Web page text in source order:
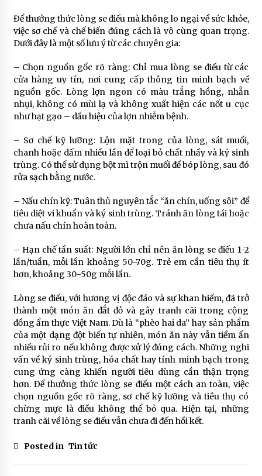
Để thưởng thức lòng se điếu mà không lo ngại về sức khỏe,
việc sơ chế và chế biến đúng cách là vô cùng quan trọng.
Dưới đây là một số lưu ý từ các chuyên gia:
– Chọn nguồn gốc rõ ràng: Chỉ mua lòng se điếu từ các
cửa hàng uy tín, nơi cung cấp thông tin minh bạch về
nguồn gốc. Lòng lợn ngon có màu trắng hồng, nhẵn
nhụi, không có mùi lạ và không xuất hiện các nốt u cục
như hạt gạo – dấu hiệu của lợn nhiễm bệnh.
– Sơ chế kỹ lưỡng: Lộn mặt trong của lòng, sát muối,
chanh hoặc dấm nhiều lần để loại bỏ chất nhầy và ký sinh
trùng. Có thể sử dụng bột mì trộn muối để bóp lòng, sau đó
rửa sạch bằng nước.
– Nấu chín kỹ: Tuân thủ nguyên tắc “ăn chín, uống sôi” để
tiêu diệt vi khuẩn và ký sinh trùng. Tránh ăn lòng tái hoặc
chưa nấu chín hoàn toàn.
– Hạn chế tần suất: Người lớn chỉ nên ăn lòng se điếu 1-2
lần/tuần, mỗi lần khoảng 50-70g. Trẻ em cần tiêu thụ ít
hơn, khoảng 30-50g mỗi lần.
Lòng se điếu, với hương vị độc đáo và sự khan hiếm, đã trở
thành một món ăn đắt đỏ và gây tranh cãi trong cộng
đồng ẩm thực Việt Nam. Dù là “phèo hai da” hay sản phẩm
của một dạng đột biến tự nhiên, món ăn này vẫn tiềm ẩn
nhiều rủi ro nếu không được xử lý đúng cách. Những nghi
vấn về ký sinh trùng, hóa chất hay tính minh bạch trong
cung ứng càng khiến người tiêu dùng cần thận trọng
hơn. Để thưởng thức lòng se điếu một cách an toàn, việc
chọn nguồn gốc rõ ràng, sơ chế kỹ lưỡng và tiêu thụ có
chừng mực là điều không thể bỏ qua. Hiện tại, những
tranh cãi về lòng se điếu vẫn chưa đi đến hồi kết.
Posted in Tin tức